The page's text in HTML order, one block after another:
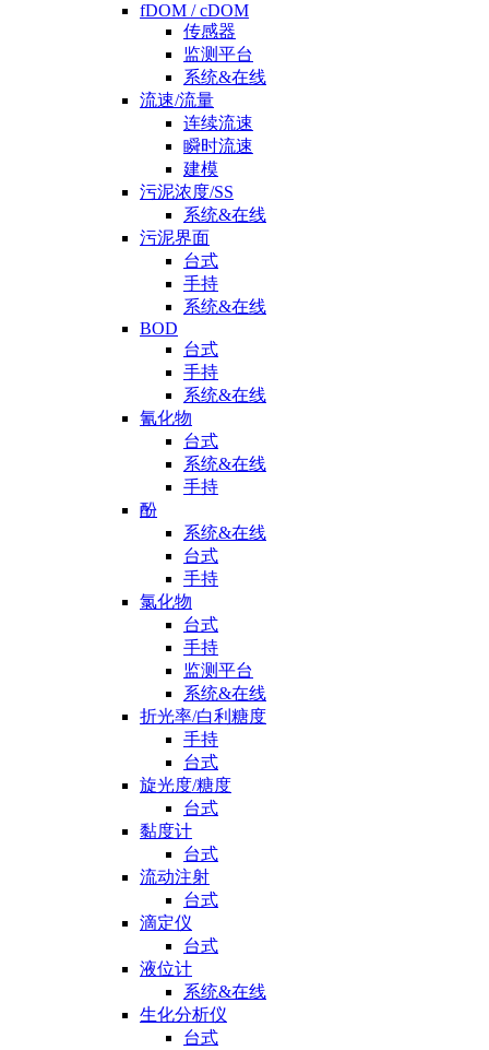
fDOM / cDOM
传感器
监测平台
系统&在线
流速/流量
连续流速
瞬时流速
建模
污泥浓度/SS
系统&在线
污泥界面
台式
手持
系统&在线
BOD
台式
手持
系统&在线
氰化物
台式
系统&在线
手持
酚
系统&在线
台式
手持
氯化物
台式
手持
监测平台
系统&在线
折光率/白利糖度
手持
台式
旋光度/糖度
台式
黏度计
台式
流动注射
台式
滴定仪
台式
液位计
系统&在线
生化分析仪
台式